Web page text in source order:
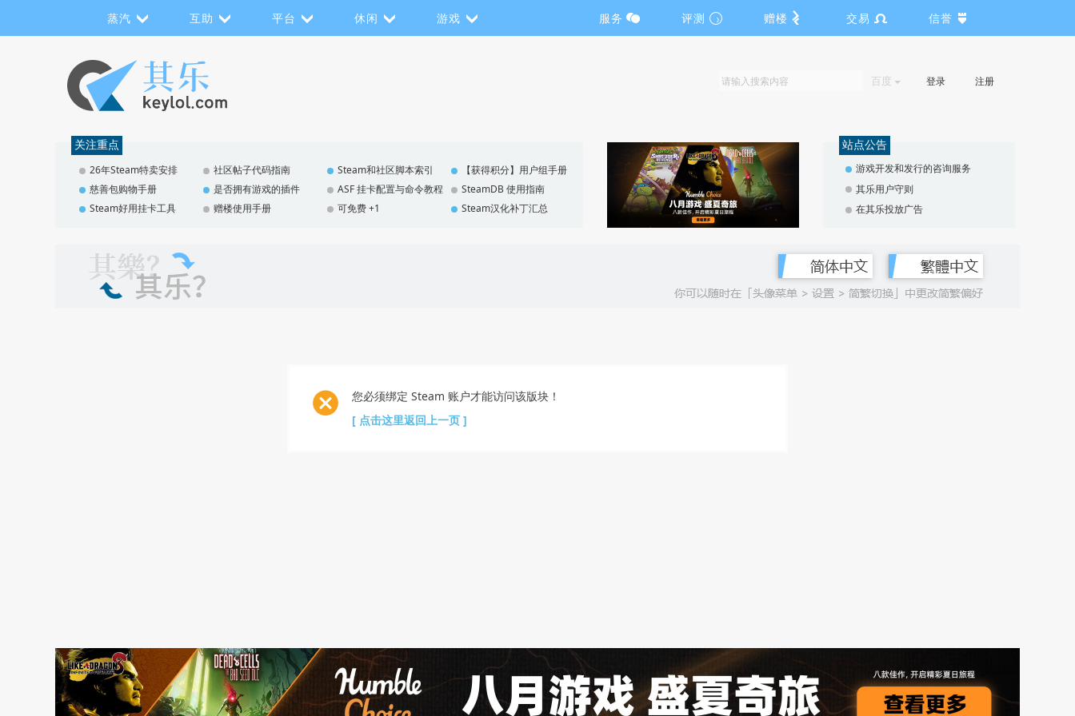
蒸汽 互助 平台 休闲 游戏 服务 评测 赠楼 交易 信誉
百度 登录 注册
关注重点
26年Steam特卖安排 社区帖子代码指南 Steam和社区脚本索引
【获得积分】用户组手册
慈善包购物手册
是否拥有游戏的插件 ASF 挂卡配置与命令教程
SteamDB 使用指南
Steam好用挂卡工具
赠楼使用手册 可免费 +1 Steam汉化补丁汇总
站点公告
游戏开发和发行的咨询服务
其乐用户守则
在其乐投放广告
您必须绑定 Steam 账户才能访问该版块！
[ 点击这里返回上一页 ]